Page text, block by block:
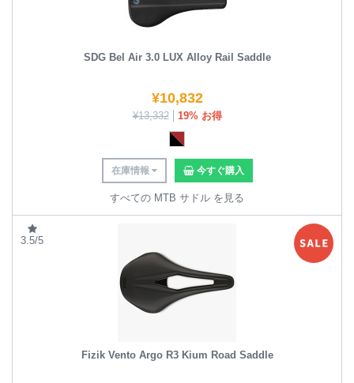
SDG Bel Air 3.0 LUX Alloy Rail Saddle
¥10,832
¥13,332 19% お得
在庫情報 今すぐ購入
すべての MTB サドル を見る
3.5/5
Fizik Vento Argo R3 Kium Road Saddle